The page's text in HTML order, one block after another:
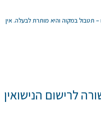
תטבול במקוה והיא מותרת לבעלה. אין
לרישום הנישואין